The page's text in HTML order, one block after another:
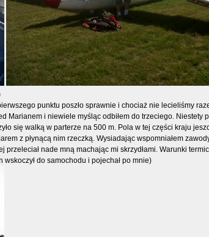
punktu poszło sprawnie i chociaż nie lecieliśmy
Marianem i niewiele myśląc odbiłem do trzeciego.
się walką w parterze na 500 m. Pola w tej części kraju
z płynącą nim rzeczką. Wysiadając wspomniałem
nade mną machając mi skrzydłami. Warunki
do samochodu i pojechał po mnie)